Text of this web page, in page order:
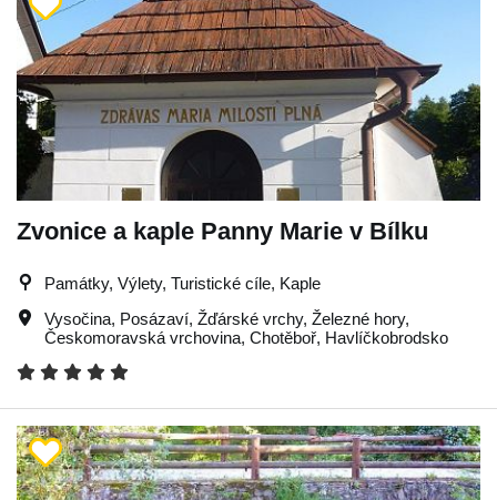
Zvonice a kaple Panny Marie v Bílku
Památky, Výlety, Turistické cíle, Kaple
Vysočina, Posázaví, Žďárské vrchy, Železné hory,
Českomoravská vrchovina, Chotěboř, Havlíčkobrodsko